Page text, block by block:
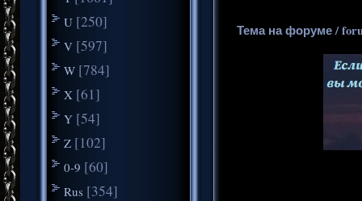
U [250]
V [597]
W [784]
X [61]
Y [54]
Z [102]
0-9 [60]
Rus [354]
Тема на форуме /